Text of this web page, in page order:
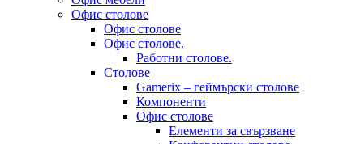
Офис столове
Офис столове
Офис столове.
Работни столове.
Столове
Gamerix – геймърски столове
Компоненти
Офис столове
Елементи за свързване